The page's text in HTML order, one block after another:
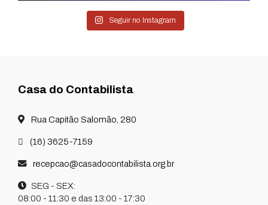
Seguir no Instagram
Casa do Contabilista
Rua Capitão Salomão, 280
(16) 3625-7159
recepcao@casadocontabilista.org.br
SEG - SEX:
08:00 - 11:30 e das 13:00 - 17:30